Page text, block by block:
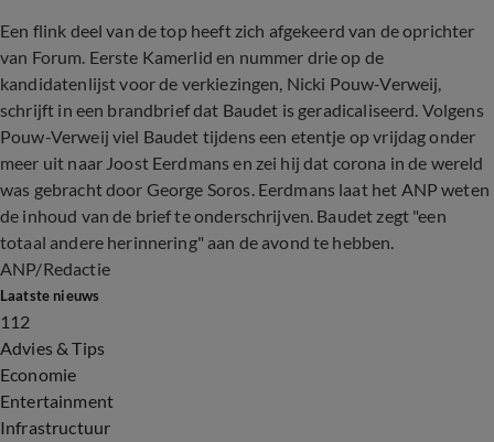
Een flink deel van de top heeft zich afgekeerd van de oprichter
van Forum. Eerste Kamerlid en nummer drie op de
kandidatenlijst voor de verkiezingen, Nicki Pouw-Verweij,
schrijft in een brandbrief dat Baudet is geradicaliseerd. Volgens
Pouw-Verweij viel Baudet tijdens een etentje op vrijdag onder
meer uit naar Joost Eerdmans en zei hij dat corona in de wereld
was gebracht door George Soros. Eerdmans laat het ANP weten
de inhoud van de brief te onderschrijven. Baudet zegt "een
totaal andere herinnering" aan de avond te hebben.
ANP/Redactie
Laatste nieuws
112
Advies & Tips
Economie
Entertainment
Infrastructuur